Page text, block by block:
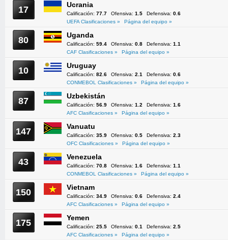
17 Ucrania
Calificación: 77.7 Ofensiva: 1.5 Defensiva: 0.6
UEFA Clasificaciones »
Página del equipo »
80 Uganda
Calificación: 59.4 Ofensiva: 0.8 Defensiva: 1.1
CAF Clasificaciones »
Página del equipo »
10 Uruguay
Calificación: 82.6 Ofensiva: 2.1 Defensiva: 0.6
CONMEBOL Clasificaciones »
Página del equipo »
87 Uzbekistán
Calificación: 56.9 Ofensiva: 1.2 Defensiva: 1.6
AFC Clasificaciones »
Página del equipo »
147 Vanuatu
Calificación: 35.9 Ofensiva: 0.5 Defensiva: 2.3
OFC Clasificaciones »
Página del equipo »
43 Venezuela
Calificación: 70.8 Ofensiva: 1.6 Defensiva: 1.1
CONMEBOL Clasificaciones »
Página del equipo »
150 Vietnam
Calificación: 34.9 Ofensiva: 0.6 Defensiva: 2.4
AFC Clasificaciones »
Página del equipo »
175 Yemen
Calificación: 25.5 Ofensiva: 0.1 Defensiva: 2.5
AFC Clasificaciones »
Página del equipo »